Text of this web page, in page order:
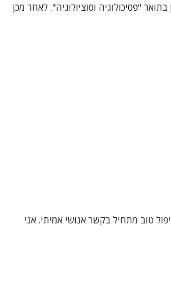
"פסיכולוגיה וסוציולוגיה". לאחר מכן
טוב מתחיל בקשר אנושי אמיתי. אני